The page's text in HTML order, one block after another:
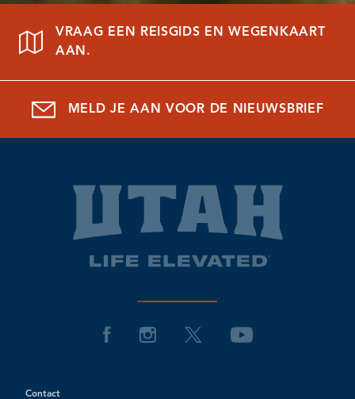
VRAAG EEN REISGIDS EN WEGENKAART
AAN.
MELD JE AAN VOOR DE NIEUWSBRIEF
Contact